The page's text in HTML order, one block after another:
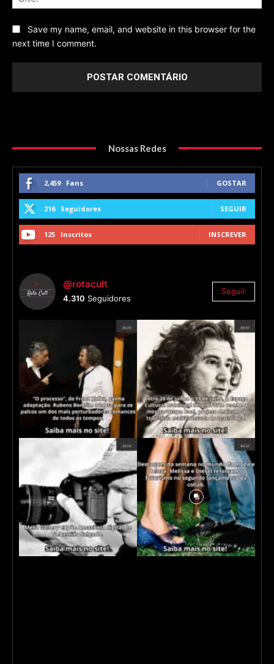
Save my name, email, and website in this browser for the
next time I comment.
Nossas Redes
2,459 Fans GOSTAR
216 Seguidores SEGUIR
125 Inscritos INSCREVER
@rotacult
4.310 Seguidores
Seguir